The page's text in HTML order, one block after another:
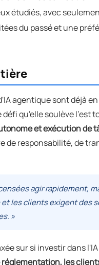
étudiés, avec
du passé et une
agentique sont déjà
qu'elle soulève l'est
et exécution de
responsabilité, de
agir rapidement,
les clients exigent des
»
sursi investir dans
les